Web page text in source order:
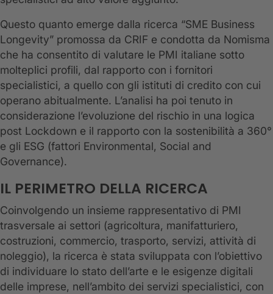
Questo quanto emerge dalla ricerca “SME Business
Longevity” promossa da CRIF e condotta da Nomisma
che ha consentito di valutare le PMI italiane sotto
molteplici profili, dal rapporto con i fornitori
specialistici, a quello con gli istituti di credito con cui
operano abitualmente. L’analisi ha poi tenuto in
considerazione l’evoluzione del rischio in una logica
post Lockdown e il rapporto con la sostenibilità a 360°
e gli ESG (fattori Environmental, Social and
Governance).
IL PERIMETRO DELLA RICERCA
Coinvolgendo un insieme rappresentativo di PMI
trasversale ai settori (agricoltura, manifatturiero,
costruzioni, commercio, trasporto, servizi, attività di
noleggio), la ricerca è stata sviluppata con l’obiettivo
di individuare lo stato dell’arte e le esigenze digitali
delle imprese, nell’ambito dei servizi specialistici, con